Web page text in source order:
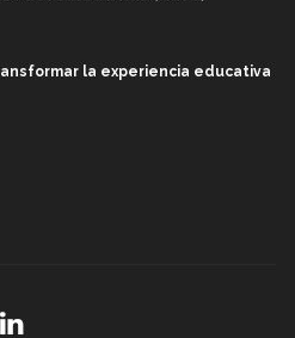
la experiencia educativa